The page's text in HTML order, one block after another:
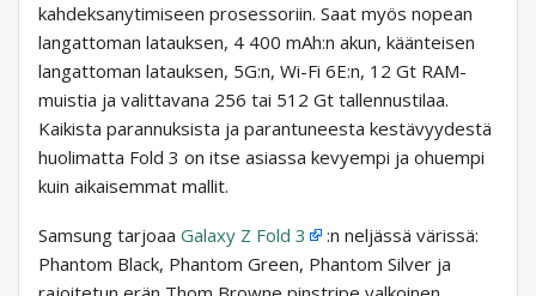
kahdeksanytimiseen prosessoriin. Saat myös nopean
langattoman latauksen, 4 400 mAh:n akun, käänteisen
langattoman latauksen, 5G:n, Wi-Fi 6E:n, 12 Gt RAM-
muistia ja valittavana 256 tai 512 Gt tallennustilaa.
Kaikista parannuksista ja parantuneesta kestävyydestä
huolimatta Fold 3 on itse asiassa kevyempi ja ohuempi
kuin aikaisemmat mallit.
Samsung tarjoaa Galaxy Z Fold 3
:n neljässä värissä:
Phantom Black, Phantom Green, Phantom Silver ja